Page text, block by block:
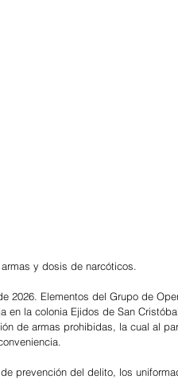
armas y dosis de narcóticos.
2026. Elementos del Grupo de
en la colonia Ejidos de San
de armas prohibidas, la cual al
prevención del delito, los